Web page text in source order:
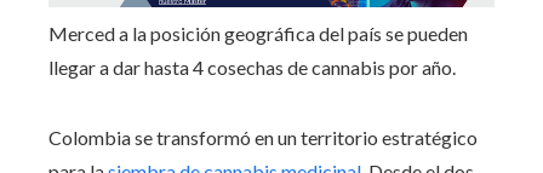
Merced a la posición geográfica del país se pueden
llegar a dar hasta 4 cosechas de cannabis por año.
Colombia se transformó en un territorio estratégico